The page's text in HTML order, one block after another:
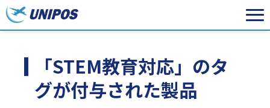
「STEM教育対応」のタ
グが付与された製品